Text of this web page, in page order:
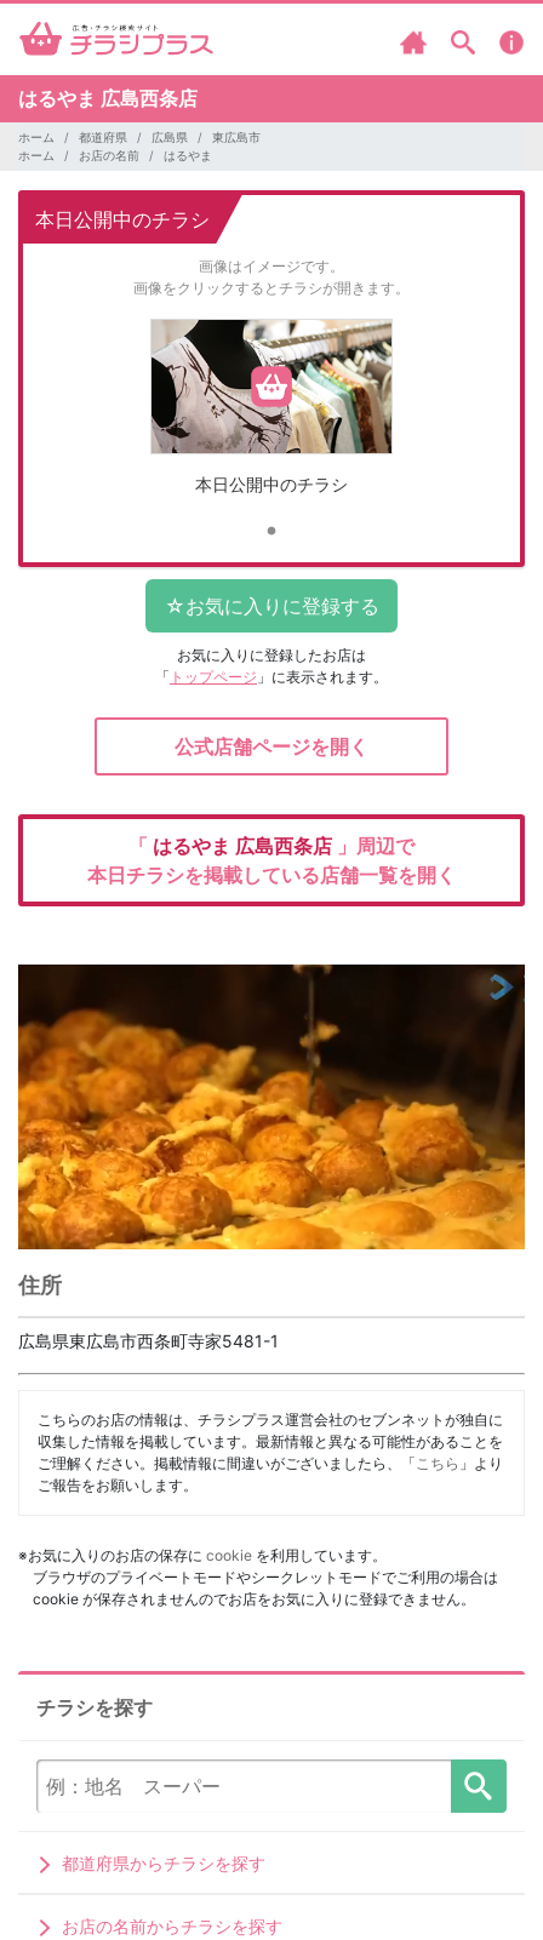
はるやま 広島西条店
ホーム 都道府県 広島県
東広島市
ホーム
お店の名前 はるやま
本日公開中のチラシ
画像はイメージです。
画像をクリックするとチラシが開きます。
本日公開中のチラシ
お気に入りに登録したお店は
「 トップページ 」に表示されます。
公式店舗ページを開く
「 はるやま 広島西条店 」周辺で
本日チラシを掲載している店舗一覧を開く
住所
広島県東広島市西条町寺家5481-1
こちらのお店の情報は、チラシプラス運営会社のセブンネットが独自に
収集した情報を掲載しています。最新情報と異なる可能性があることを
ご理解ください。掲載情報に間違いがございましたら、「 こちら 」より
ご報告をお願いします。
※お気に入りのお店の保存に cookie を利用しています。
ブラウザのプライベートモードやシークレットモードでご利用の場合は
cookie が保存されませんのでお店をお気に入りに登録できません。
チラシを探す
都道府県からチラシを探す
お店の名前からチラシを探す